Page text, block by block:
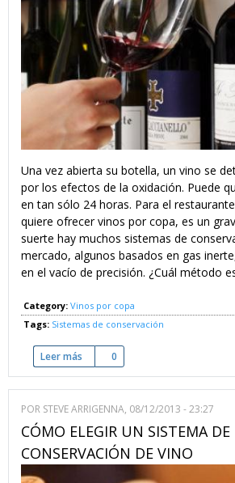
Una vez abierta su botella, un vino se
por los efectos de la oxidación. Puede
en tan sólo 24 horas. Para el
quiere ofrecer vinos por copa, es un
suerte hay muchos sistemas de
mercado, algunos basados en gas
en el vacío de precisión. ¿Cuál método
Category: Vinos por copa
Tags: Sistemas de conservación
Leer más sobre Dispensadores de vino:
0
POR STEVE ARRIGENNA, 08/12/2013 - 23:27
CÓMO ELEGIR UN SISTEMA DE
CONSERVACIÓN DE VINO